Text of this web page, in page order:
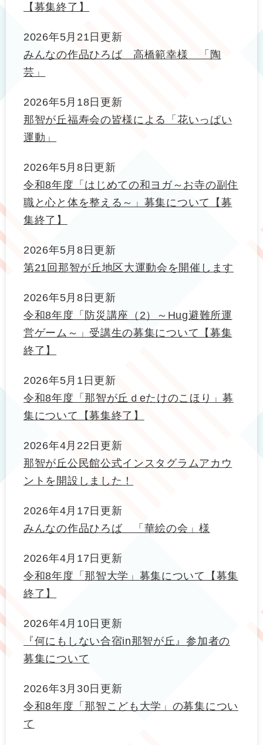
【募集終了】
2026年5月21日更新
みんなの作品ひろば 高橋範幸様 「陶
芸」
2026年5月18日更新
那智が丘福寿会の皆様による「花いっぱい
運動」
2026年5月8日更新
令和8年度「はじめての和ヨガ～お寺の副住
職と心と体を整える～」募集について【募
集終了】
2026年5月8日更新
第21回那智が丘地区大運動会を開催します
2026年5月8日更新
令和8年度「防災講座（2）～Hug避難所運
営ゲーム～」受講生の募集について【募集
終了】
2026年5月1日更新
令和8年度「那智が丘ｄeたけのこほり」募
集について【募集終了】
2026年4月22日更新
那智が丘公民館公式インスタグラムアカウ
ントを開設しました！
2026年4月17日更新
みんなの作品ひろば 「華絵の会」様
2026年4月17日更新
令和8年度「那智大学」募集について【募集
終了】
2026年4月10日更新
『何にもしない合宿in那智が丘』参加者の
募集について
2026年3月30日更新
令和8年度「那智こども大学」の募集につい
て